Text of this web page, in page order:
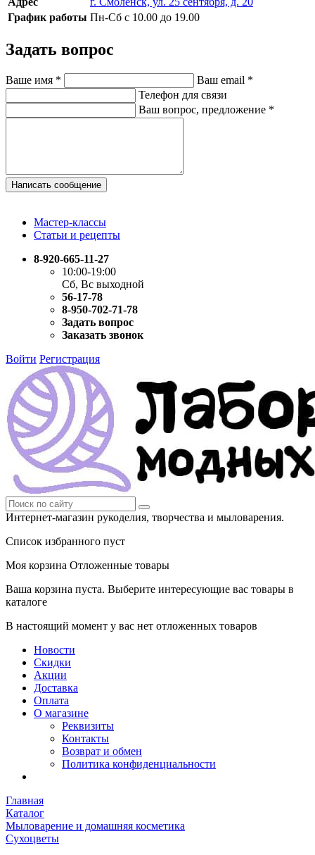
График работы Пн-Сб с 10.00 до 19.00
Задать вопрос
Ваше имя * Ваш email *
Телефон для связи
Ваш вопрос, предложение *
Написать сообщение
Мастер-классы
Статьи и рецепты
8-920-665-11-27
10:00-19:00
Сб, Вс выходной
56-17-78
8-950-702-71-78
Задать вопрос
Заказать звонок
Войти Регистрация
Интернет-магазин рукоделия, творчества и мыловарения.
Список избранного пуст
Моя корзина Отложенные товары
Ваша корзина пуста. Выберите интересующие вас товары в
каталоге
В настоящий момент у вас нет отложенных товаров
Новости
Скидки
Акции
Доставка
Оплата
О магазине
Реквизиты
Контакты
Возврат и обмен
Политика конфиденциальности
Главная
Каталог
Мыловарение и домашняя косметика
Сухоцветы